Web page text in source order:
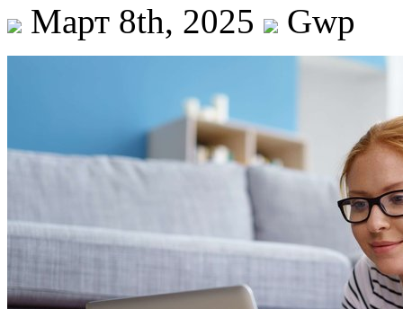
Март 8th, 2025 Gwp